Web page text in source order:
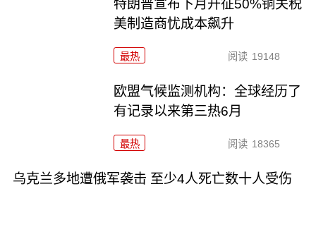
特朗普宣布下月开征50%铜关税
美制造商忧成本飙升
最热 阅读 19148
欧盟气候监测机构：全球经历了
有记录以来第三热6月
最热 阅读 18365
乌克兰多地遭俄军袭击 至少4人死亡数十人受伤